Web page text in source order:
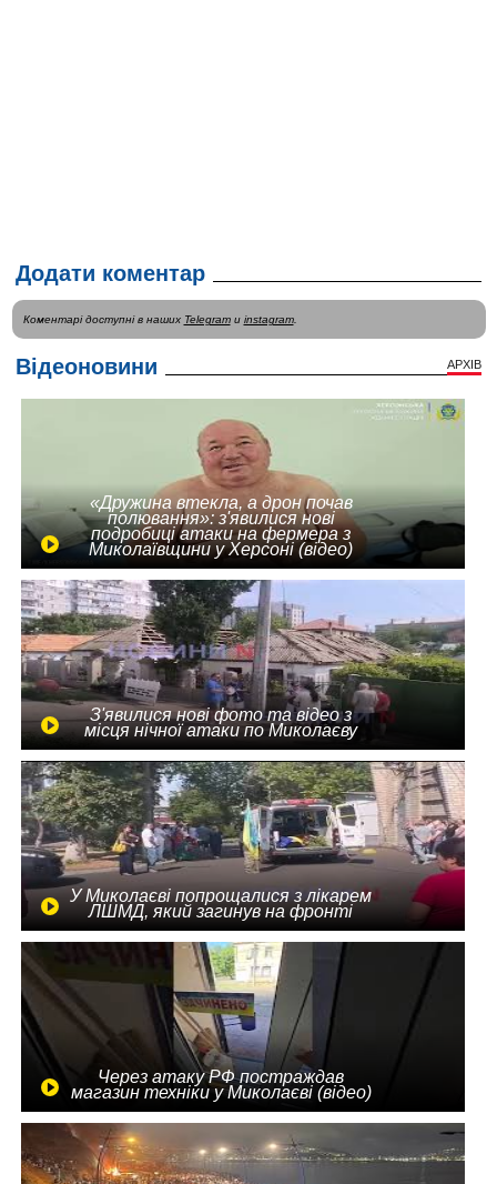
Додати коментар
Коментарі доступні в наших Telegramи instagram.
Відеоновини АРХІВ
«Дружина втекла, а дрон почав
полювання»: з'явилися нові
подробиці атаки на фермера з
Миколаївщини у Херсоні (відео)
З'явилися нові фото та відео з
місця нічної атаки по Миколаєву
У Миколаєві попрощалися з лікарем
ЛШМД, який загинув на фронті
Через атаку РФ постраждав
магазин техніки у Миколаєві (відео)